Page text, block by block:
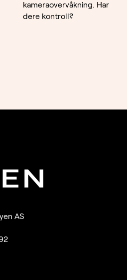
kameraovervåkning. Har
dere kontroll?
AS